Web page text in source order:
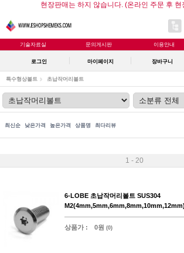
현장판매는 하지 않습니다. (온라인 주문 후 현
기술자료실 문의게시판 이용안내
로그인 마이페이지 장바구니
특수형상볼트 초납작머리볼트
최신순 낮은가격 높은가격 상품명 최다리뷰
1 - 20
6-LOBE 초납작머리볼트 SUS304
M2(4mm,5mm,6mm,8mm,10mm,12mm)
상품가 : 0원 (0)